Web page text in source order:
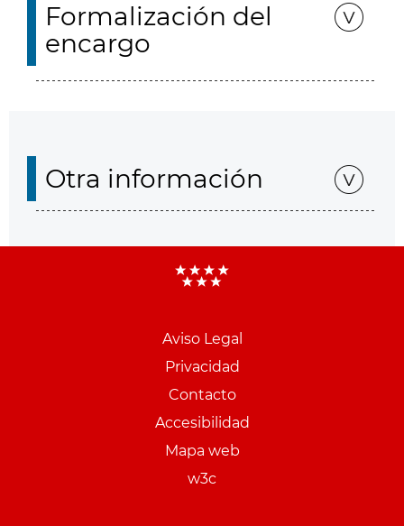
Formalización del
encargo
Otra información
Aviso Legal
Privacidad
Contacto
Accesibilidad
Mapa web
w3c